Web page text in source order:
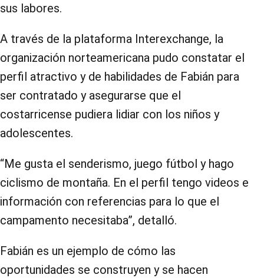
sus labores.
A través de la plataforma Interexchange, la
organización norteamericana pudo constatar el
perfil atractivo y de habilidades de Fabián para
ser contratado y asegurarse que el
costarricense pudiera lidiar con los niños y
adolescentes.
“Me gusta el senderismo, juego fútbol y hago
ciclismo de montaña. En el perfil tengo videos e
información con referencias para lo que el
campamento necesitaba”, detalló.
Fabián es un ejemplo de cómo las
oportunidades se construyen y se hacen